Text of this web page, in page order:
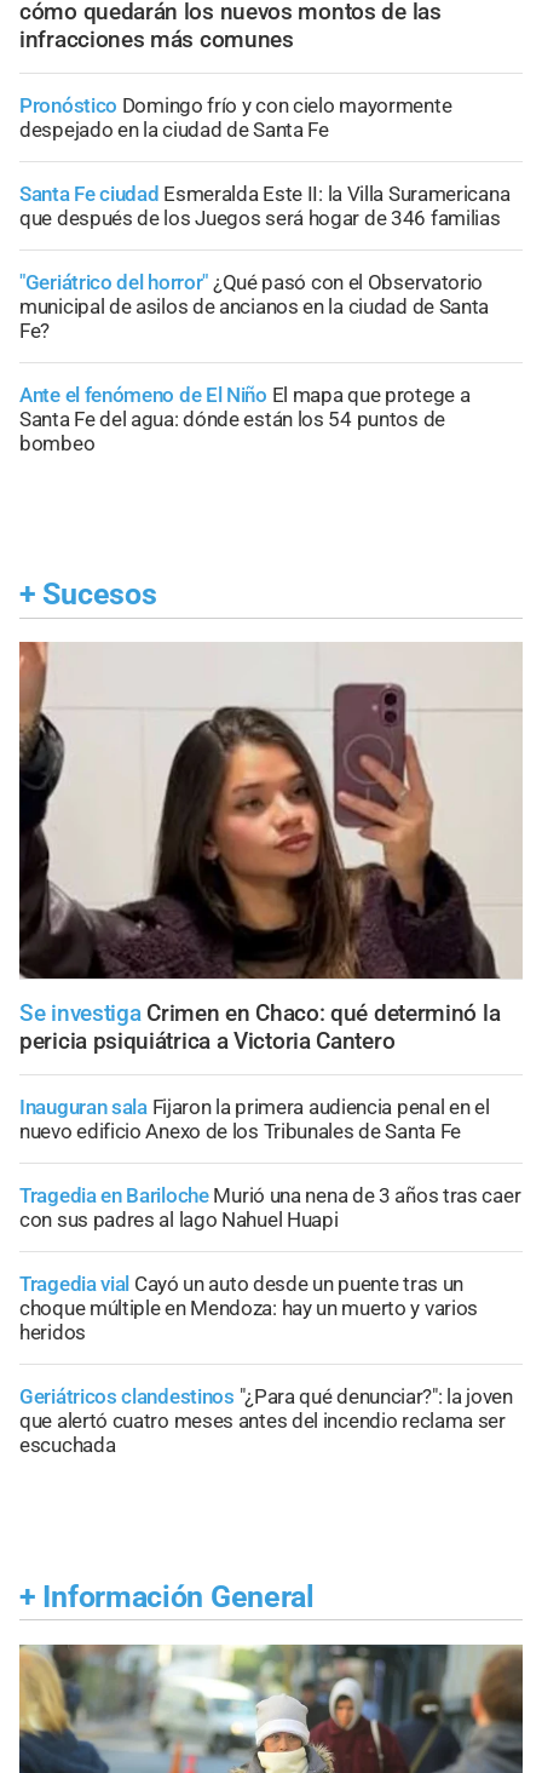
cómo quedarán los nuevos montos de las
infracciones más comunes
Pronóstico Domingo frío y con cielo mayormente
despejado en la ciudad de Santa Fe
Santa Fe ciudad Esmeralda Este II: la Villa Suramericana
que después de los Juegos será hogar de 346 familias
"Geriátrico del horror" ¿Qué pasó con el Observatorio
municipal de asilos de ancianos en la ciudad de Santa
Fe?
Ante el fenómeno de El Niño El mapa que protege a
Santa Fe del agua: dónde están los 54 puntos de
bombeo
+ Sucesos
Se investiga Crimen en Chaco: qué determinó la
pericia psiquiátrica a Victoria Cantero
Inauguran sala Fijaron la primera audiencia penal en el
nuevo edificio Anexo de los Tribunales de Santa Fe
Tragedia en Bariloche Murió una nena de 3 años tras caer
con sus padres al lago Nahuel Huapi
Tragedia vial Cayó un auto desde un puente tras un
choque múltiple en Mendoza: hay un muerto y varios
heridos
Geriátricos clandestinos "¿Para qué denunciar?": la joven
que alertó cuatro meses antes del incendio reclama ser
escuchada
+ Información General